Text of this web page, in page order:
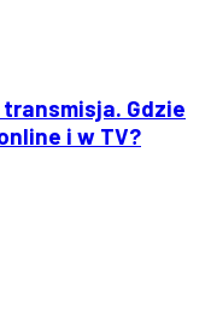
Gdzie
i w TV?